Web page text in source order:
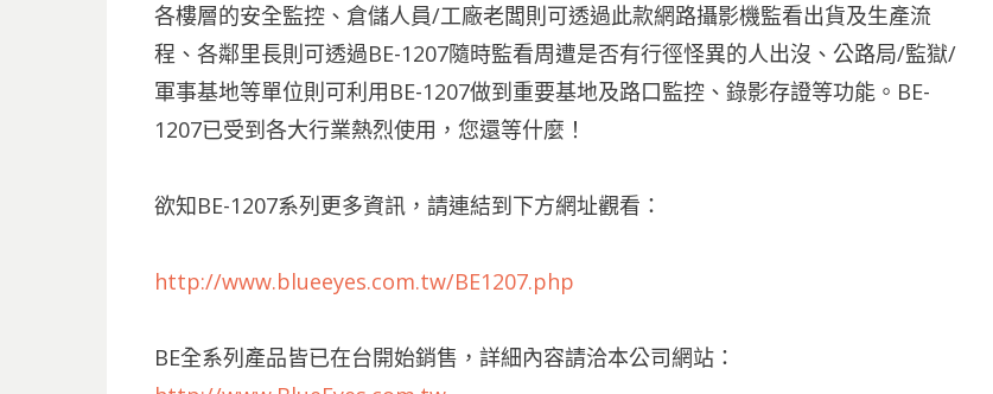
各樓層的安全監控、倉儲人員/工廠老闆則可透過此款網路攝影機監看出貨及生產流
程、各鄰里長則可透過BE-1207隨時監看周遭是否有行徑怪異的人出沒、公路局/監獄/
軍事基地等單位則可利用BE-1207做到重要基地及路口監控、錄影存證等功能。BE-
1207已受到各大行業熱烈使用，您還等什麼！
欲知BE-1207系列更多資訊，請連結到下方網址觀看：
http://www.blueeyes.com.tw/BE1207.php
BE全系列產品皆已在台開始銷售，詳細內容請洽本公司網站：